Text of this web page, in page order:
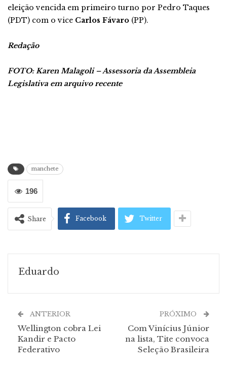
eleição vencida em primeiro turno por Pedro Taques
(PDT) com o vice Carlos Fávaro (PP).
Redação
FOTO: Karen Malagoli – Assessoria da Assembleia
Legislativa em arquivo recente
manchete
196
Share Facebook Twitter
Eduardo
ANTERIOR
Wellington cobra Lei
Kandir e Pacto
Federativo
PRÓXIMO
Com Vinícius Júnior
na lista, Tite convoca
Seleção Brasileira